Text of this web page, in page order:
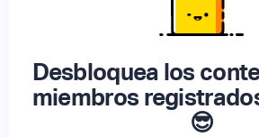
Desbloquea los
miembros
😎